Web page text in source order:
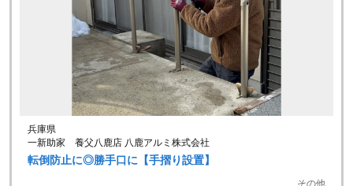
兵庫県
一新助家 養父八鹿店 八鹿アルミ株式会社
転倒防止に◎勝手口に【手摺り設置】
その他